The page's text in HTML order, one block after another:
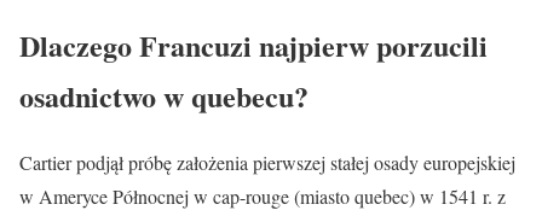
Dlaczego Francuzi najpierw porzucili
osadnictwo w quebecu?
Cartier podjął próbę założenia pierwszej stałej osady europejskiej
w Ameryce Północnej w cap-rouge (miasto quebec) w 1541 r. z